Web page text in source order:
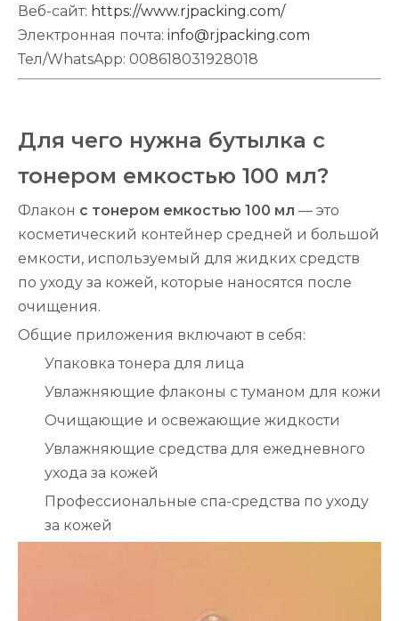
Веб-сайт: https://www.rjpacking.com/
Электронная почта: info@rjpacking.com
Тел/WhatsApp: 008618031928018
Для чего нужна бутылка с
тонером емкостью 100 мл?
Флакон с тонером емкостью 100 мл — это
косметический контейнер средней и большой
емкости, используемый для жидких средств
по уходу за кожей, которые наносятся после
очищения.
Общие приложения включают в себя:
Упаковка тонера для лица
Увлажняющие флаконы с туманом для кожи
Очищающие и освежающие жидкости
Увлажняющие средства для ежедневного
ухода за кожей
Профессиональные спа-средства по уходу
за кожей